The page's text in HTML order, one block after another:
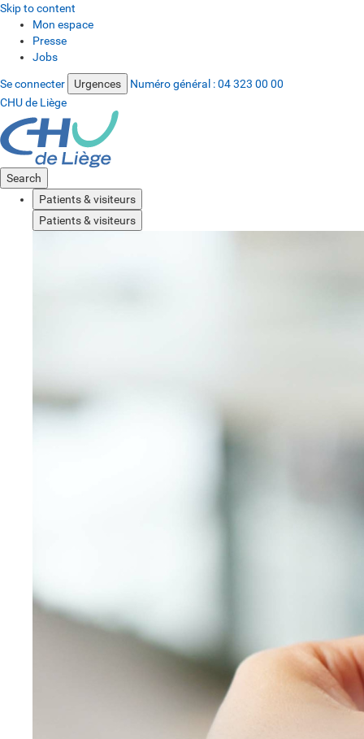
Skip to content
Mon espace
Presse
Jobs
Se connecter Urgences Numéro général :04 323 00 00
CHU de Liège
Search
Patients & visiteurs
Patients & visiteurs